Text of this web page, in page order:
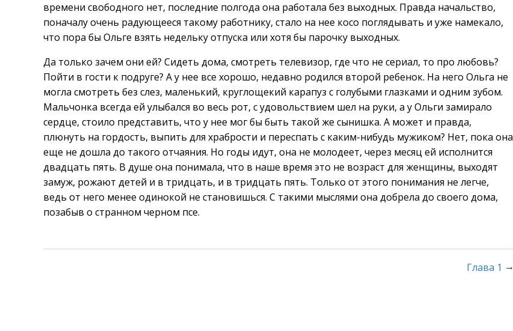
времени свободного нет, последние полгода она работала без выходных. Правда начальство,
поначалу очень радующееся такому работнику, стало на нее косо поглядывать и уже намекало,
что пора бы Ольге взять недельку отпуска или хотя бы парочку выходных.
Да только зачем они ей? Сидеть дома, смотреть телевизор, где что не сериал, то про любовь?
Пойти в гости к подруге? А у нее все хорошо, недавно родился второй ребенок. На него Ольга не
могла смотреть без слез, маленький, круглощекий карапуз с голубыми глазками и одним зубом.
Мальчонка всегда ей улыбался во весь рот, с удовольствием шел на руки, а у Ольги замирало
сердце, стоило представить, что у нее мог бы быть такой же сынишка. А может и правда,
плюнуть на гордость, выпить для храбрости и переспать с каким-нибудь мужиком? Нет, пока она
еще не дошла до такого отчаяния. Но годы идут, она не молодеет, через месяц ей исполнится
двадцать пять. В душе она понимала, что в наше время это не возраст для женщины, выходят
замуж, рожают детей и в тридцать, и в тридцать пять. Только от этого понимания не легче,
ведь от него менее одинокой не становишься. С такими мыслями она добрела до своего дома,
позабыв о странном черном псе.
Глава 1 →